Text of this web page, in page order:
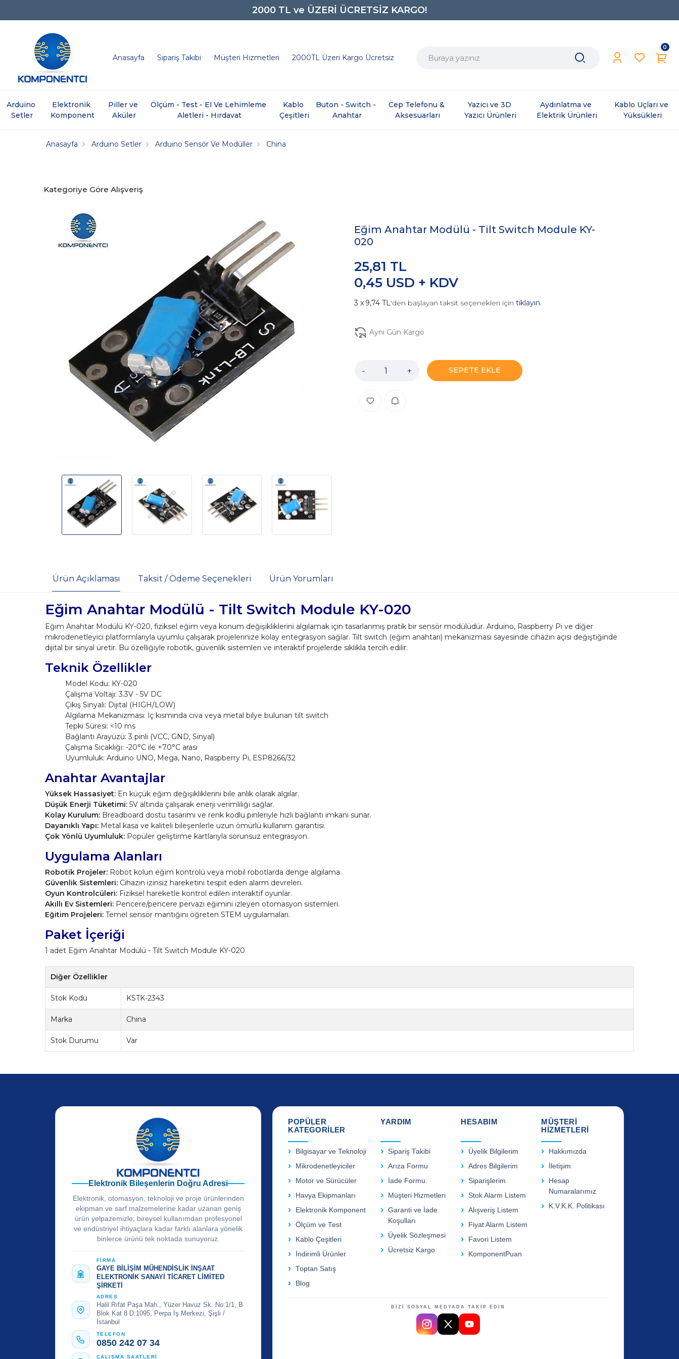
2000 TL ve ÜZERİ ÜCRETSİZ KARGO!
0850 242 0734
Anasayfa Sipariş Takibi Müşteri Hizmetleri 2000TL Üzeri Kargo Ücretsiz
0
Arduino
Setler
Elektronik
Komponent
Piller ve
Aküler
Ölçüm - Test - El Ve Lehimleme
Aletleri - Hırdavat
Kablo
Çeşitleri
Buton - Switch -
Anahtar
Cep Telefonu &
Aksesuarları
Yazıcı ve 3D
Yazıcı Ürünleri
Aydınlatma ve
Elektrik Ürünleri
Kablo Uçları ve
Yüksükleri
Anasayfa Arduino Setler Arduino Sensör Ve Modüller China
Kategoriye Göre Alışveriş
Eğim Anahtar Modülü - Tilt Switch Module KY-
020
0,45 USD + KDV
25,81 TL
9,74 TL'den başlayan taksit seçenekleri için tıklayın.
Aynı Gün Kargo
- + SEPETE EKLE
Ürün Açıklaması Taksit / Ödeme Seçenekleri Ürün Yorumları
Eğim Anahtar Modülü - Tilt Switch Module KY-020
Eğim Anahtar Modülü KY-020, fiziksel eğim veya konum değişikliklerini algılamak için tasarlanmış pratik bir sensör modülüdür. Arduino, Raspberry Pi ve diğer
mikrodenetleyici platformlarıyla uyumlu çalışarak projelerinize kolay entegrasyon sağlar. Tilt switch (eğim anahtarı) mekanizması sayesinde cihazın açısı değiştiğinde
dijital bir sinyal üretir. Bu özelliğiyle robotik, güvenlik sistemleri ve interaktif projelerde sıklıkla tercih edilir.
Teknik Özellikler
Model Kodu: KY-020
Çalışma Voltajı: 3.3V - 5V DC
Çıkış Sinyali: Dijital (HIGH/LOW)
Algılama Mekanizması: İç kısmında cıva veya metal bilye bulunan tilt switch
Tepki Süresi: <10 ms
Bağlantı Arayüzü: 3 pinli (VCC, GND, Sinyal)
Çalışma Sıcaklığı: -20°C ile +70°C arası
Uyumluluk: Arduino UNO, Mega, Nano, Raspberry Pi, ESP8266/32
Anahtar Avantajlar
Yüksek Hassasiyet:En küçük eğim değişikliklerini bile anlık olarak algılar.
Düşük Enerji Tüketimi:5V altında çalışarak enerji verimliliği sağlar.
Kolay Kurulum:Breadboard dostu tasarımı ve renk kodlu pinleriyle hızlı bağlantı imkanı sunar.
Dayanıklı Yapı:Metal kasa ve kaliteli bileşenlerle uzun ömürlü kullanım garantisi.
Çok Yönlü Uyumluluk:Popüler geliştirme kartlarıyla sorunsuz entegrasyon.
Uygulama Alanları
Robotik Projeler:Robot kolun eğim kontrolü veya mobil robotlarda denge algılama.
Güvenlik Sistemleri:Cihazın izinsiz hareketini tespit eden alarm devreleri.
Oyun Kontrolcüleri:Fiziksel hareketle kontrol edilen interaktif oyunlar.
Akıllı Ev Sistemleri:Pencere/pencere pervazı eğimini izleyen otomasyon sistemleri.
Eğitim Projeleri:Temel sensör mantığını öğreten STEM uygulamaları.
Paket İçeriği
1 adet Eğim Anahtar Modülü - Tilt Switch Module KY-020
Diğer Özellikler
Stok Kodu KSTK-2343
Marka China
Stok Durumu Var
Elektronik Bileşenlerin Doğru Adresi
Elektronik, otomasyon, teknoloji ve proje ürünlerinden
ekipman ve sarf malzemelerine kadar uzanan geniş
ürün yelpazemizle; bireysel kullanımdan profesyonel
ve endüstriyel ihtiyaçlara kadar farklı alanlara yönelik
binlerce ürünü tek noktada sunuyoruz.
FİRMA
GAYE BİLİŞİM MÜHENDİSLİK İNŞAAT
ELEKTRONİK SANAYİ TİCARET LİMİTED
ŞİRKETİ
ADRES
Halil Rıfat Paşa Mah., Yüzer Havuz Sk. No:1/1, B
Blok Kat 8 D:1095, Perpa İş Merkezi, Şişli /
İstanbul
TELEFON
0850 242 07 34
ÇALIŞMA SAATLERİ
POPÜLER
KATEGORİLER
Bilgisayar ve Teknoloji
Mikrodenetleyiciler
Motor ve Sürücüler
Havya Ekipmanları
Elektronik Komponent
Ölçüm ve Test
Kablo Çeşitleri
İndirimli Ürünler
Toptan Satış
Blog
YARDIM
Sipariş Takibi
Arıza Formu
İade Formu
Müşteri Hizmetleri
Garanti ve İade
Koşulları
Üyelik Sözleşmesi
Ücretsiz Kargo
HESABIM
Üyelik Bilgilerim
Adres Bilgilerim
Siparişlerim
Stok Alarm Listem
Alışveriş Listem
Fiyat Alarm Listem
Favori Listem
KomponentPuan
MÜŞTERİ
HİZMETLERİ
Hakkımızda
İletişim
Hesap
Numaralarımız
K.V.K.K. Politikası
BİZİ SOSYAL MEDYADA TAKİP EDİN